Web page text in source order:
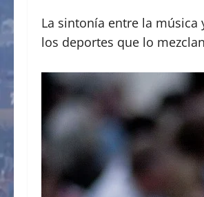
La sintonía entre la
los deportes que lo